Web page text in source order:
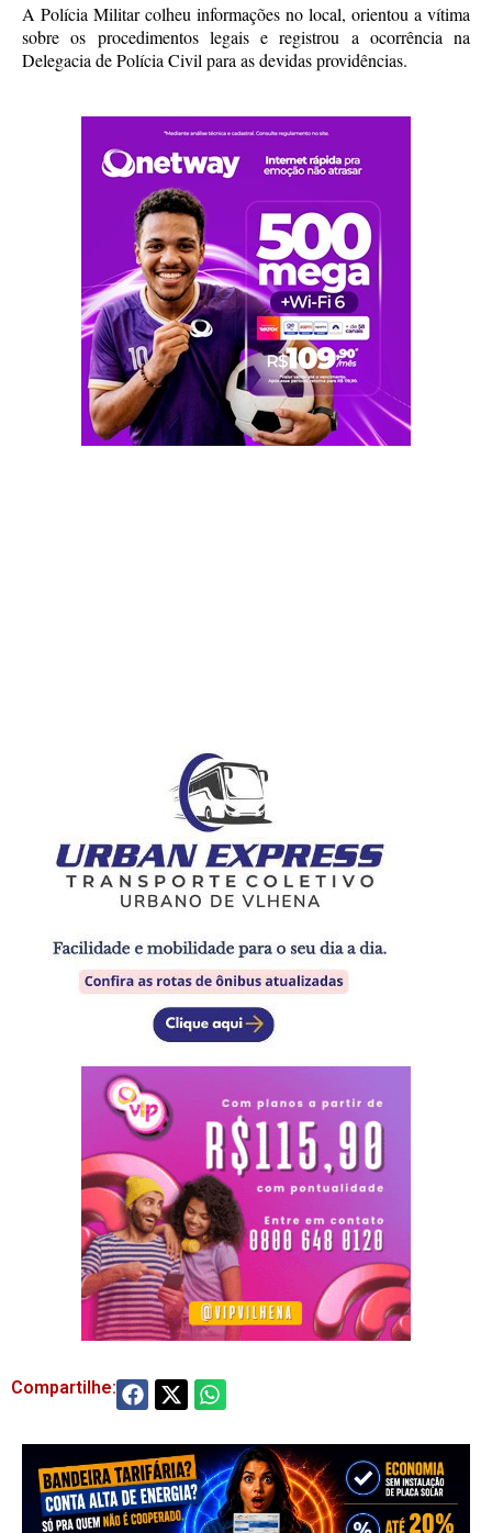
A Polícia Militar colheu informações no local, orientou a vítima
sobre os procedimentos legais e registrou a ocorrência na
Delegacia de Polícia Civil para as devidas providências.
Compartilhe: